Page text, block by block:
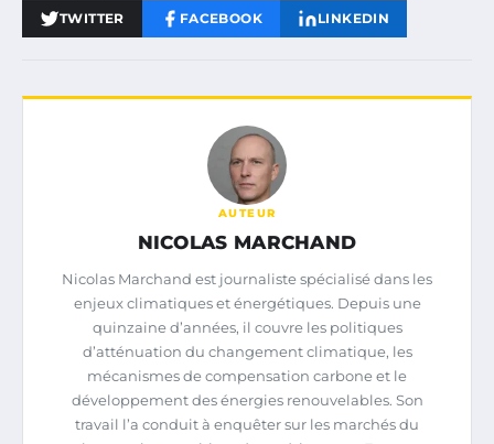
TWITTER FACEBOOK LINKEDIN
AUTEUR
NICOLAS MARCHAND
Nicolas Marchand est journaliste spécialisé dans les
enjeux climatiques et énergétiques. Depuis une
quinzaine d’années, il couvre les politiques
d’atténuation du changement climatique, les
mécanismes de compensation carbone et le
développement des énergies renouvelables. Son
travail l’a conduit à enquêter sur les marchés du